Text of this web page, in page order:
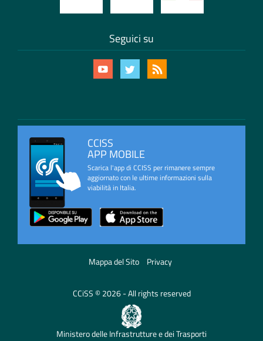
Seguici su
CCISS
APP MOBILE
Scarica l'app di CCISS per rimanere sempre
aggiornato con le ultime informazioni sulla
viabilità in Italia.
Mappa del Sito Privacy
CCiSS © 2026 - All rights reserved
Ministero delle Infrastrutture e dei Trasporti